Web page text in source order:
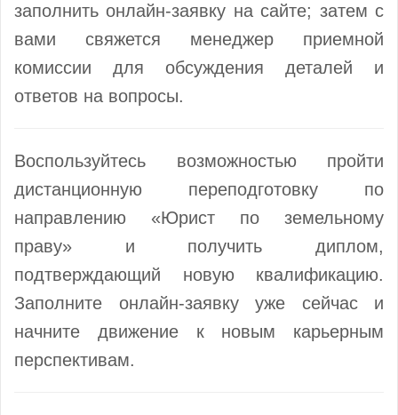
заполнить онлайн-заявку на сайте; затем с
вами свяжется менеджер приемной
комиссии для обсуждения деталей и
ответов на вопросы.
Воспользуйтесь возможностью пройти
дистанционную переподготовку по
направлению «Юрист по земельному
праву» и получить диплом,
подтверждающий новую квалификацию.
Заполните онлайн-заявку уже сейчас и
начните движение к новым карьерным
перспективам.